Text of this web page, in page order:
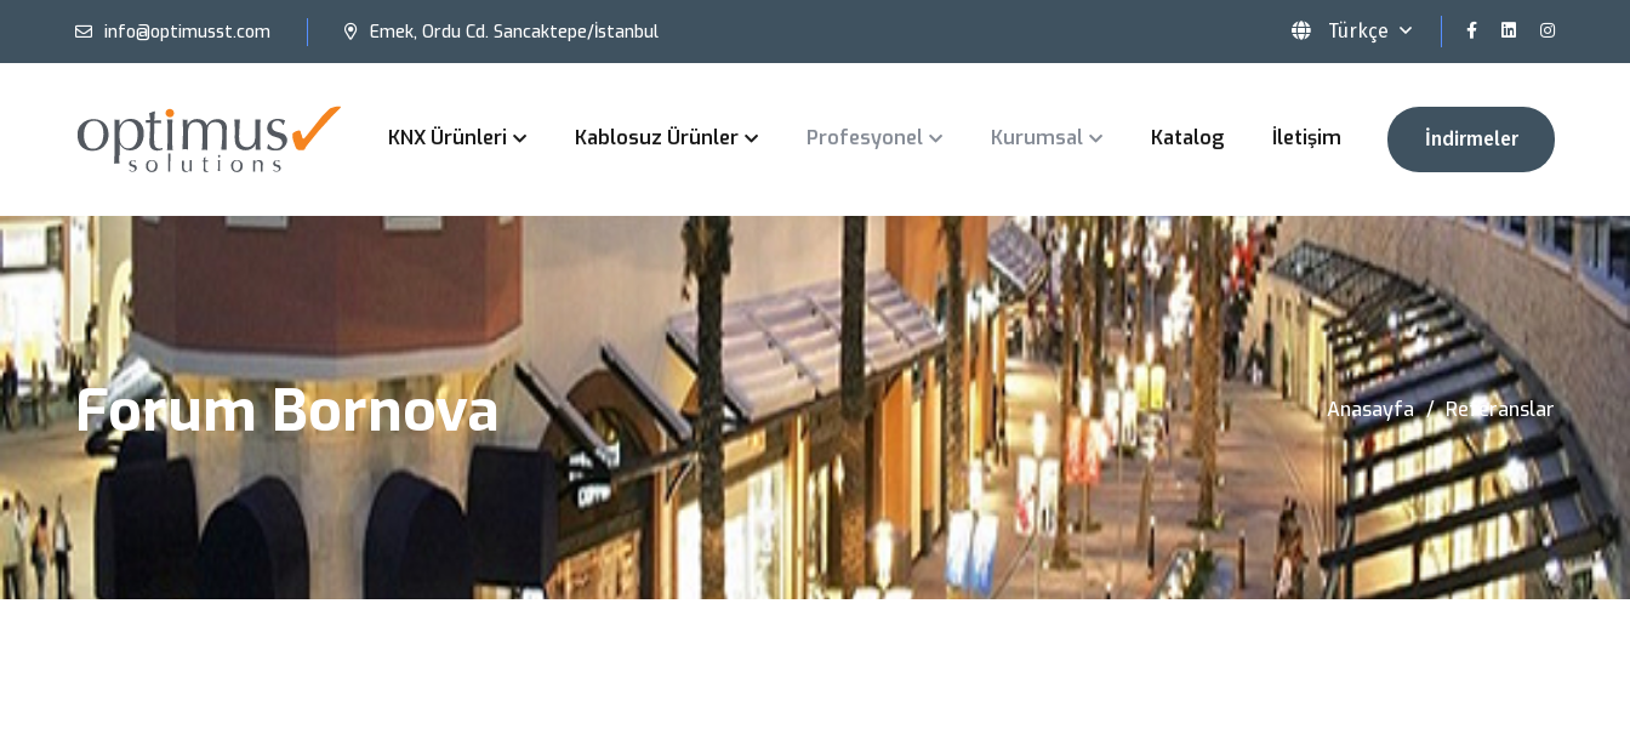
info@optimusst.com Emek, Ordu Cd. Sancaktepe/İstanbul Türkçe
KNX Ürünleri Kablosuz Ürünler Profesyonel Kurumsal Katalog İletişim İndirmeler
Forum Bornova Anasayfa Referanslar